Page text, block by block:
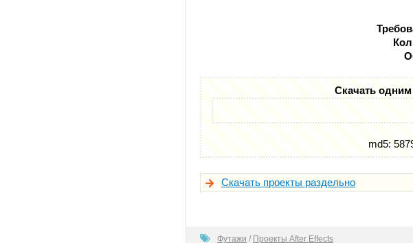
Скачать
md5:
Скачать проекты раздельно
Футажи / Проекты After Effects